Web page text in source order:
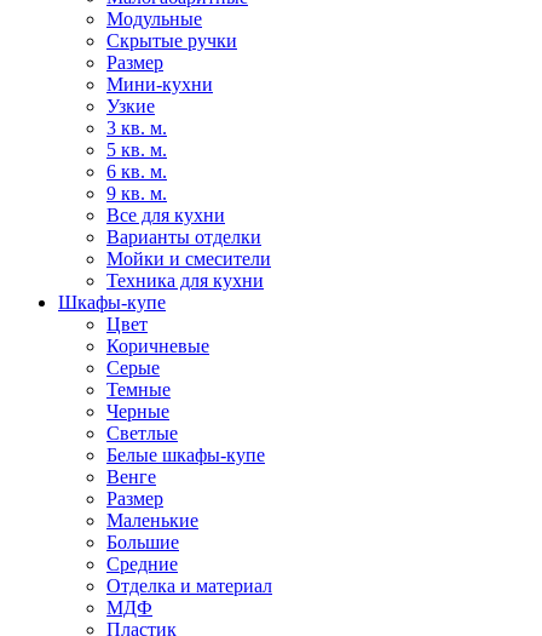
Модульные
Скрытые ручки
Размер
Мини-кухни
Узкие
3 кв. м.
5 кв. м.
6 кв. м.
9 кв. м.
Все для кухни
Варианты отделки
Мойки и смесители
Техника для кухни
Шкафы-купе
Цвет
Коричневые
Серые
Темные
Черные
Светлые
Белые шкафы-купе
Венге
Размер
Маленькие
Большие
Средние
Отделка и материал
МДФ
Пластик